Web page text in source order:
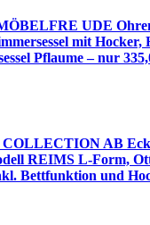
UDE
mit Hocker,
Pflaume – nur
COLLECTION AB
REIMS L-Form,
Bettfunktion und